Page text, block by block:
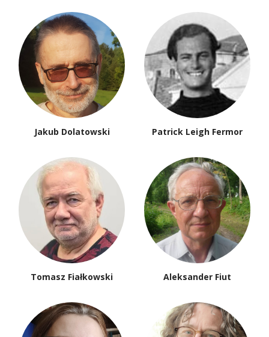
Jakub Dolatowski Patrick Leigh Fermor
Tomasz Fiałkowski Aleksander Fiut